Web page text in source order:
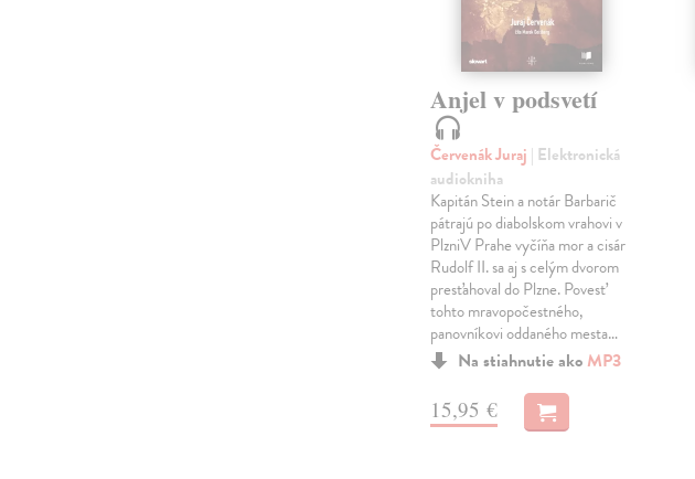
Anjel v podsvetí
Červenák Juraj | Elektronická
audiokniha
Kapitán Stein a notár Barbarič
pátrajú po diabolskom vrahovi v
PlzniV Prahe vyčíňa mor a cisár
Rudolf II. sa aj s celým dvorom
presťahoval do Plzne. Povesť
tohto mravopočestného,
panovníkovi oddaného mesta…
Na stiahnutie ako MP3
15,95 €